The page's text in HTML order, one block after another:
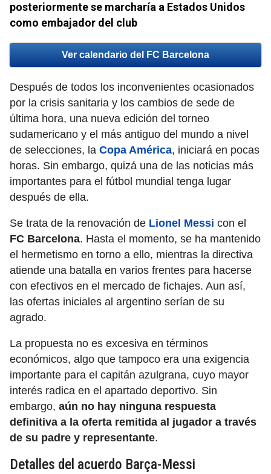
posteriormente se marcharía a Estados Unidos
como embajador del club
Ver calendario del FC Barcelona
Después de todos los inconvenientes ocasionados
por la crisis sanitaria y los cambios de sede de
última hora, una nueva edición del torneo
sudamericano y el más antiguo del mundo a nivel
de selecciones, la Copa América, iniciará en pocas
horas. Sin embargo, quizá una de las noticias más
importantes para el fútbol mundial tenga lugar
después de ella.
Se trata de la renovación de Lionel Messi con el
FC Barcelona. Hasta el momento, se ha mantenido
el hermetismo en torno a ello, mientras la directiva
atiende una batalla en varios frentes para hacerse
con efectivos en el mercado de fichajes. Aun así,
las ofertas iniciales al argentino serían de su
agrado.
La propuesta no es excesiva en términos
económicos, algo que tampoco era una exigencia
importante para el capitán azulgrana, cuyo mayor
interés radica en el apartado deportivo. Sin
embargo, aún no hay ninguna respuesta
definitiva a la oferta remitida al jugador a través
de su padre y representante.
Detalles del acuerdo Barça-Messi